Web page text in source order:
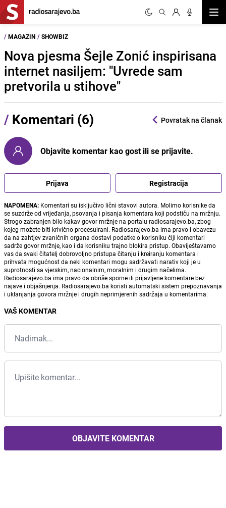
/ MAGAZIN / SHOWBIZ
Nova pjesma Šejle Zonić inspirisana
internet nasiljem: "Uvrede sam
pretvorila u stihove"
/ Komentari (6) Povratak na članak
Objavite komentar kao gost ili se prijavite.
Prijava Registracija
NAPOMENA: Komentari su isključivo lični stavovi autora. Molimo korisnike da
se suzdrže od vrijeđanja, psovanja i pisanja komentara koji podstiču na mržnju.
Strogo zabranjen bilo kakav govor mržnje na portalu radiosarajevo.ba, zbog
kojeg možete biti krivično procesuirani. Radiosarajevo.ba ima pravo i obavezu
da na zahtjev zvaničnih organa dostavi podatke o korisniku čiji komentari
sadrže govor mržnje, kao i da korisniku trajno blokira pristup. Obaviještavamo
vas da svaki čitatelj dobrovoljno pristupa čitanju i kreiranju komentara i
prihvata mogućnost da neki komentari mogu sadržavati narativ koji je u
suprotnosti sa vjerskim, nacionalnim, moralnim i drugim načelima.
Radiosarajevo.ba ima pravo da obriše sporne ili prijavljene komentare bez
najave i objašnjenja. Radiosarajevo.ba koristi automatski sistem prepoznavanja
i uklanjanja govora mržnje i drugih neprimjerenih sadržaja u komentarima.
VAŠ KOMENTAR
OBJAVITE KOMENTAR